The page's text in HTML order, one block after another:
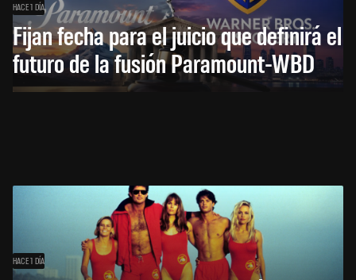
HACE 1 DÍA
Fijan fecha para el juicio que definirá el
futuro de la fusión Paramount-WBD
HACE 1 DÍA